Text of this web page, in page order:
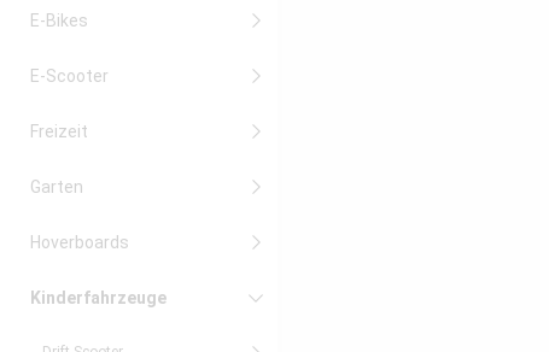
E-Bikes
E-Scooter
Freizeit
Garten
Hoverboards
Kinderfahrzeuge